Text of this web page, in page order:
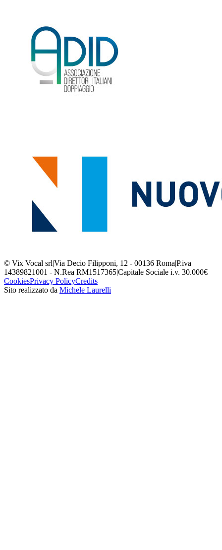
© Vix Vocal srlVia Decio Filipponi, 12 - 00136 RomaP.iva
14389821001 - N.Rea RM1517365Capitale Sociale i.v. 30.000€
CookiesPrivacy PolicyCredits
Sito realizzato da Michele Laurelli